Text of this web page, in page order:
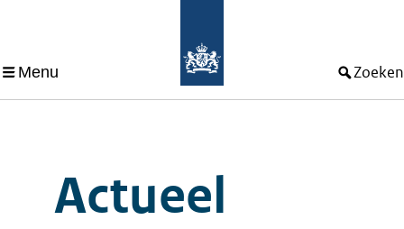
Menu Zoeken
Actueel